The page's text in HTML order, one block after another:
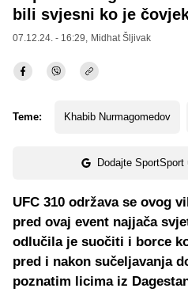
bili svjesni ko je
07.12.24. - 16:29, Midhat Šljivak
Teme: Khabib Nurmagomedov
Dodajte
UFC 310 održava se ovog
pred ovaj event najjača
odlučila je suočiti i borce
pred i nakon sučeljavanja
poznatim licima iz